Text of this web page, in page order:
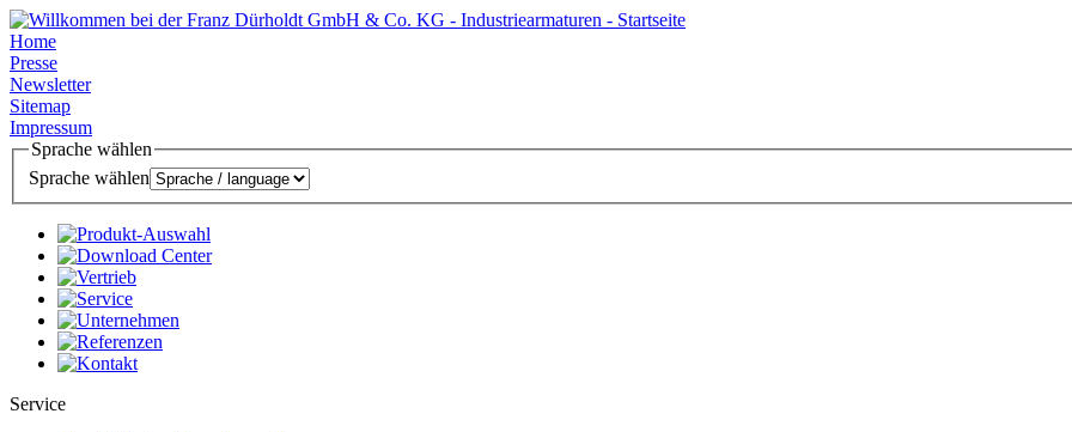
Home
Presse
Newsletter
Sitemap
Impressum
Sprache wählen
Sprache wählen
Service